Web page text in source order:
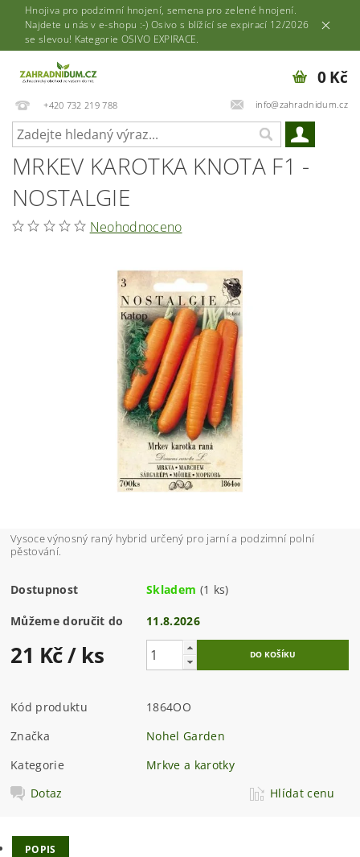
Hnojiva pro podzimní hnojení, semena pro zelené hnojení.
Najdete u nás v e-shopu :-) Osivo s blížící se expirací 12/2026
se slevou! Kategorie OSIVO EXPIRACE.
+420 732 219 788 info@zahradnidum.cz
0 Kč
MRKEV KAROTKA KNOTA F1 -
NOSTALGIE
Neohodnoceno
Vysoce výnosný raný hybrid určený pro jarní a podzimní polní
pěstování.
Dostupnost Skladem (1 ks)
Můžeme doručit do 11.8.2026
21 Kč/ ks
Kód produktu
1864OO
Značka
Nohel Garden
Kategorie
Mrkve a karotky
Dotaz
Hlídat cenu
POPIS